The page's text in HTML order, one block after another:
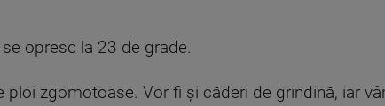
opresc la 23 de grade.
zgomotoase. Vor fi și căderi de grindină, iar